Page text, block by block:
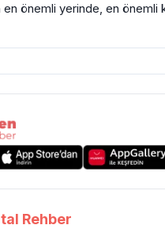
en önemli yerinde, en önemli
Rehber